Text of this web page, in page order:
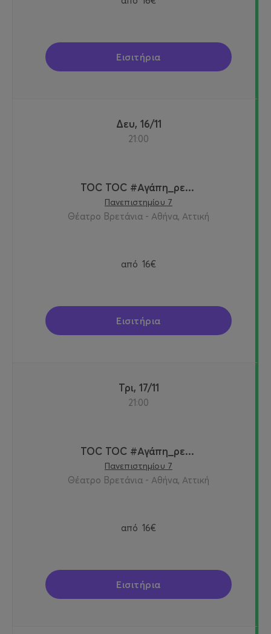
Εισιτήρια
Δευ, 16/11
21:00
TOC TOC #Αγάπη_ρε...
Πανεπιστημίου 7
Θέατρο Βρετάνια - Αθήνα, Αττική
από 16€
Εισιτήρια
Τρι, 17/11
21:00
TOC TOC #Αγάπη_ρε...
Πανεπιστημίου 7
Θέατρο Βρετάνια - Αθήνα, Αττική
από 16€
Εισιτήρια